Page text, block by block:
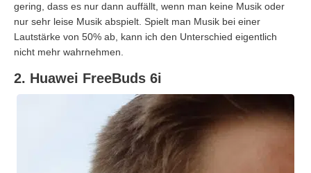
gering, dass es nur dann auffällt, wenn man keine Musik oder
nur sehr leise Musik abspielt. Spielt man Musik bei einer
Lautstärke von 50% ab, kann ich den Unterschied eigentlich
nicht mehr wahrnehmen.
2. Huawei FreeBuds 6i